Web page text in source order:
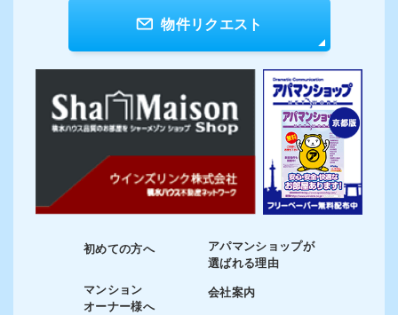
物件リクエスト
初めての方へ
マンション
オーナー様へ
アパマンショップが
選ばれる理由
会社案内